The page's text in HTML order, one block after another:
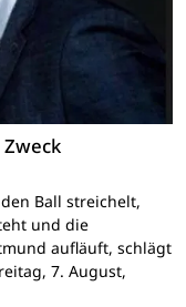
Ball streichelt,
und die
aufläuft, schlägt
7. August,